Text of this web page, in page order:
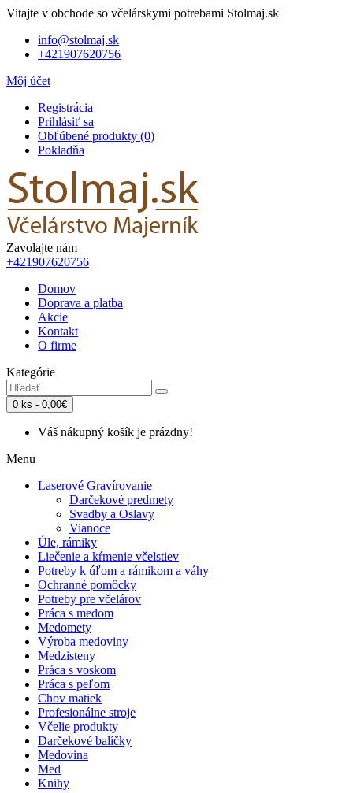
Vitajte v obchode so včelárskymi potrebami Stolmaj.sk
info@stolmaj.sk
+421907620756
Môj účet
Registrácia
Prihlásiť sa
Obľúbené produkty (0)
Pokladňa
Zavolajte nám
+421907620756
Domov
Doprava a platba
Akcie
Kontakt
O firme
Kategórie
0 ks - 0,00€
Váš nákupný košík je prázdny!
Menu
Laserové Gravírovanie
Darčekové predmety
Svadby a Oslavy
Vianoce
Úle, rámiky
Liečenie a kŕmenie včelstiev
Potreby k úľom a rámikom a váhy
Ochranné pomôcky
Potreby pre včelárov
Práca s medom
Medomety
Výroba medoviny
Medzisteny
Práca s voskom
Práca s peľom
Chov matiek
Profesionálne stroje
Včelie produkty
Darčekové balíčky
Medovina
Med
Knihy